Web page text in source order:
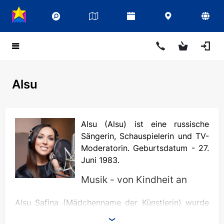
Alsu
Alsu (Alsu) ist eine russische
Sängerin, Schauspielerin und TV-
Moderatorin. Geburtsdatum - 27.
Juni 1983.
Musik - von Kindheit an
Alsu Safina (Mädchenname der Künstlerin) wurde